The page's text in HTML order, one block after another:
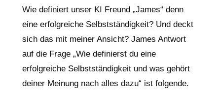
Wie definiert unser KI Freund „James“ denn
eine erfolgreiche Selbstständigkeit? Und deckt
sich das mit meiner Ansicht? James Antwort
auf die Frage „Wie definierst du eine
erfolgreiche Selbstständigkeit und was gehört
deiner Meinung nach alles dazu“ ist folgende.